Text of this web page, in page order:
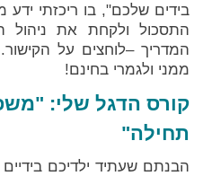
בידים שלכם", בו ריכזתי ידע
התסכול ולקחת את ניהול
המדריך –לוחצים על הקישור.
ממני ולגמרי בחינם!
קורס הדגל שלי:
תחילה"
הבנתם שעתיד ילדיכם